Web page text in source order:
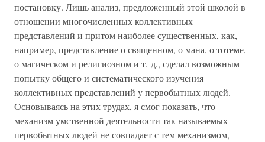
постановку. Лишь анализ, предложенный этой школой в
отношении многочисленных коллективных
представлений и притом наиболее существенных, как,
например, представление о священном, о мана, о тотеме,
о магическом и религиозном и т. д., сделал возможным
попытку общего и систематического изучения
коллективных представлений у первобытных людей.
Основываясь на этих трудах, я смог показать, что
механизм умственной деятельности так называемых
первобытных людей не совпадает с тем механизмом,